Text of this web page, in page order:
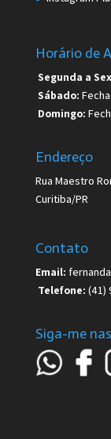
Horário de
Segunda a
Sábado:
Domingo:
Endereço
Rua Maestro
Curitiba/PR
Contato
Email:
Telefone: (41)
Siga-me